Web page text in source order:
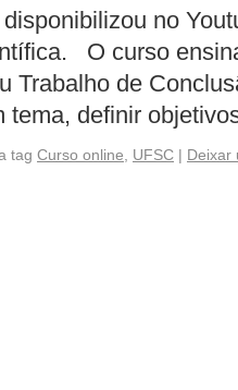
no
O curso
Trabalho de
tema, definir
tag Curso online UFSC | Deixar